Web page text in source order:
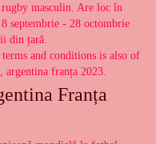
masculin. Are loc în
septembrie - 28 octombrie
din țară.
terms and conditions is also of
argentina franța 2023.
Franța